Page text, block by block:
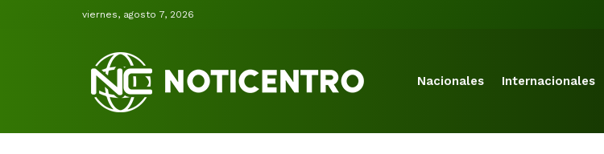
viernes, agosto 7, 2026
Nacionales Internacionales